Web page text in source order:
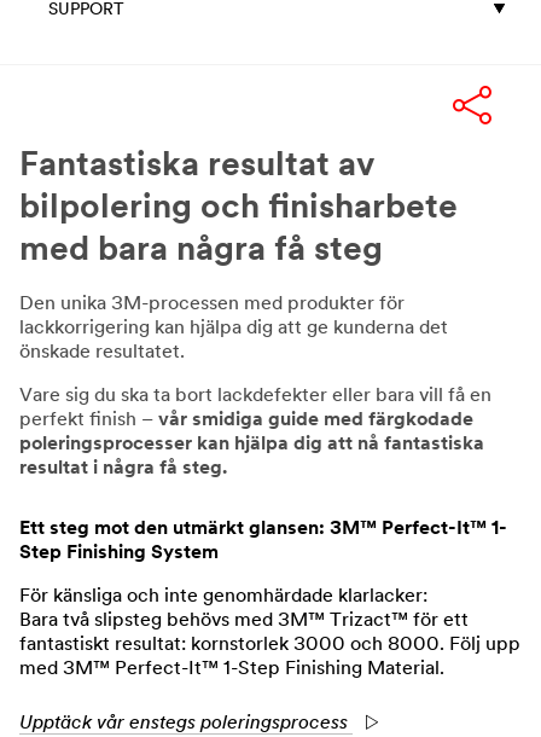
SUPPORT
Fantastiska resultat av
bilpolering och finisharbete
med bara några få steg
Den unika 3M-processen med produkter för
lackkorrigering kan hjälpa dig att ge kunderna det
önskade resultatet.
Vare sig du ska ta bort lackdefekter eller bara vill få en
perfekt finish – vår smidiga guide med färgkodade
poleringsprocesser kan hjälpa dig att nå fantastiska
resultat i några få steg.
Ett steg mot den utmärkt glansen: 3M™ Perfect-It™ 1-
Step Finishing System
För känsliga och inte genomhärdade klarlacker:
Bara två slipsteg behövs med 3M™ Trizact™ för ett
fantastiskt resultat: kornstorlek 3000 och 8000. Följ upp
med 3M™ Perfect-It™ 1-Step Finishing Material.
Upptäck vår enstegs poleringsprocess